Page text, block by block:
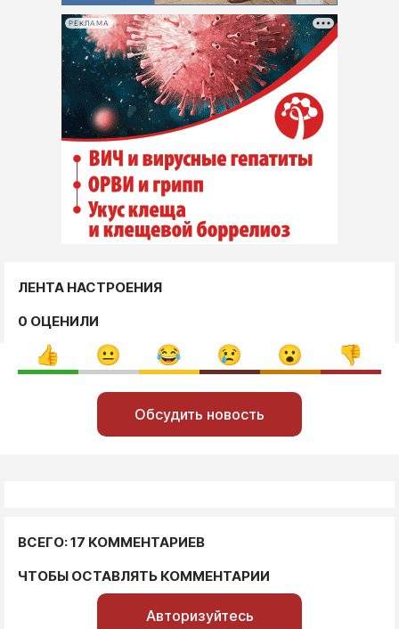
РЕКЛАМА
ЛЕНТА НАСТРОЕНИЯ
0 ОЦЕНИЛИ
Обсудить новость
ВСЕГО: 17 КОММЕНТАРИЕВ
ЧТОБЫ ОСТАВЛЯТЬ КОММЕНТАРИИ
Авторизуйтесь